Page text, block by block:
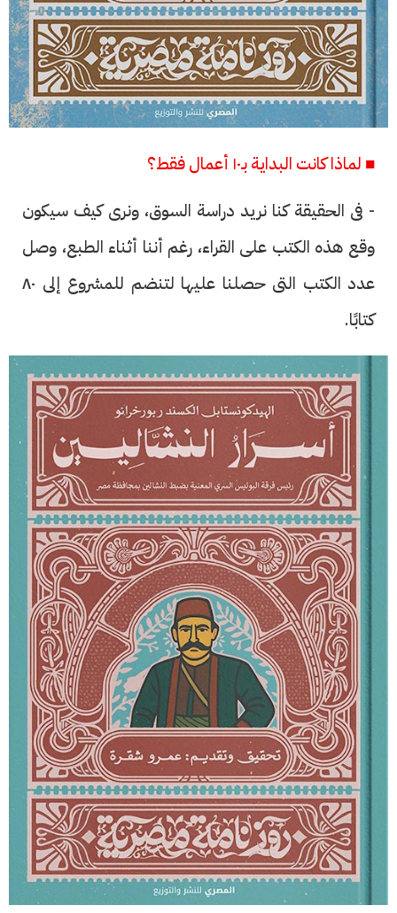
■ لماذا كانت البداية بـ١٠ أعمال فقط؟
- فى الحقيقة كنا نريد دراسة السوق، ونرى كيف سيكون
وقع هذه الكتب على القراء، رغم أننا أثناء الطبع، وصل
عدد الكتب التى حصلنا عليها لتنضم للمشروع إلى ٨٠
كتابًا.